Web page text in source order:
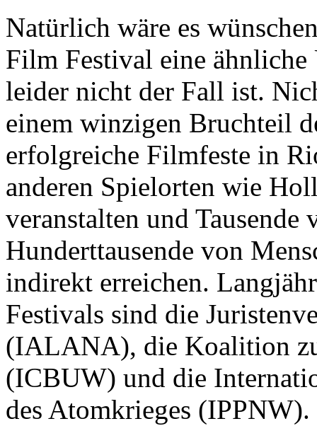
Natürlich wäre es
Film Festival eine ähnliche
leider nicht der Fall ist.
einem winzigen Bruchteil
erfolgreiche Filmfeste in
anderen Spielorten wie
veranstalten und
Hunderttausende von
indirekt erreichen.
Festivals sind die
(IALANA), die Koalition
(ICBUW) und die
des Atomkrieges (IPPNW).